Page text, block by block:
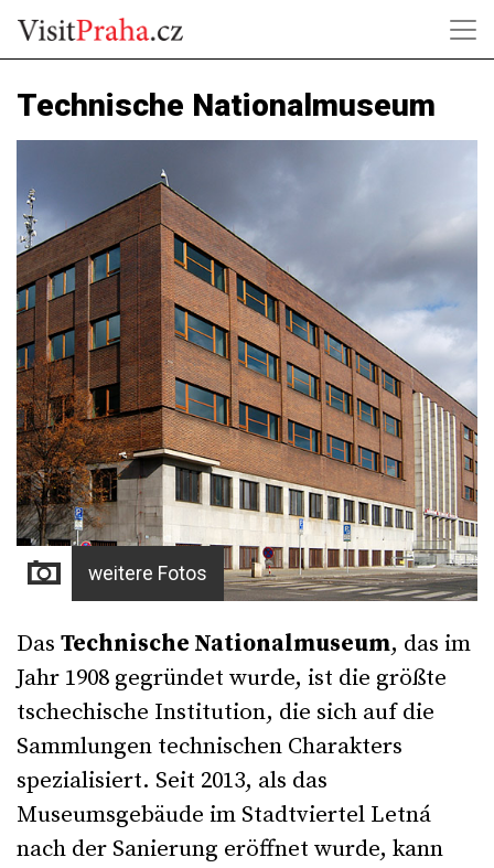
Technische Nationalmuseum
weitere Fotos
Das Technische Nationalmuseum, das im
Jahr 1908 gegründet wurde, ist die größte
tschechische Institution, die sich auf die
Sammlungen technischen Charakters
spezialisiert. Seit 2013, als das
Museumsgebäude im Stadtviertel Letná
nach der Sanierung eröffnet wurde, kann